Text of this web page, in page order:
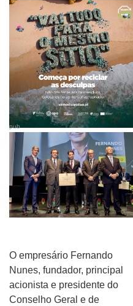
pub
O empresário Fernando
Nunes, fundador, principal
acionista e presidente do
Conselho Geral e de